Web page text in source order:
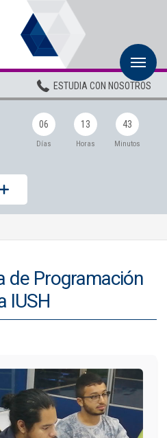
ESTUDIA CON NOSOTROS
06
Días
13
Horas
43
Minutos
de Programación
IUSH